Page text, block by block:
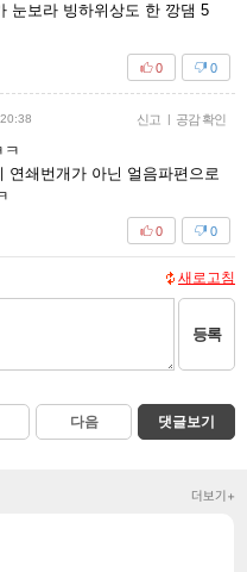
눈보라 빙하위상도 한 깡댐 5
0
0
신고 | 공감 확인
연쇄번개가 아닌 얼음파편으로
0
0
새로고침
등록
다음 댓글보기
더보기+